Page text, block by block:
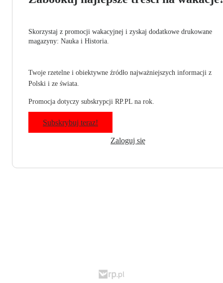
Skorzystaj z promocji wakacyjnej i zyskaj dodatkowe drukowane
magazyny: Nauka i Historia.
Twoje rzetelne i obiektywne źródło najważniejszych informacji z
Polski i ze świata.
Promocja dotyczy subskrypcji RP.PL na rok.
Subskrybuj teraz!
Zaloguj się